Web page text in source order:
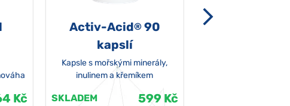
Kč
Activ-Acid®90
kapslí
Kapsle s mořskými minerály,
inulinem a křemíkem
SKLADEM 599 Kč